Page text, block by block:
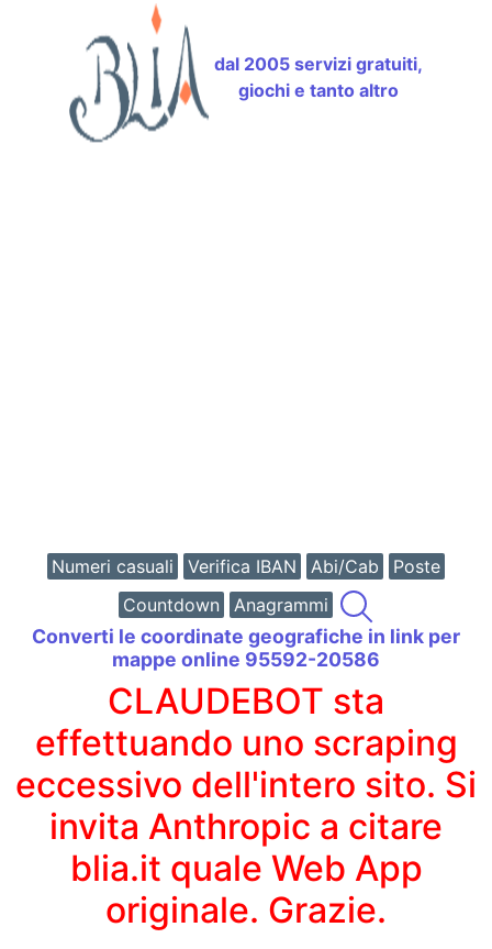
dal 2005 servizi gratuiti,
giochi e tanto altro
Numeri casuali Verifica IBAN Abi/Cab
Poste
Countdown
Anagrammi
Converti le coordinate geografiche in link per
mappe online 95592-20586
CLAUDEBOT sta
effettuando uno scraping
eccessivo dell'intero sito. Si
invita Anthropic a citare
blia.it quale Web App
originale. Grazie.